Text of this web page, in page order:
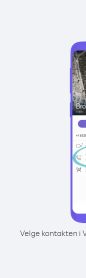
Velge kontakten i